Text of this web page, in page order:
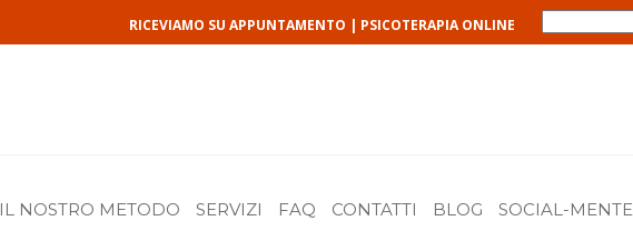
RICEVIAMO SU APPUNTAMENTO | PSICOTERAPIA ONLINE
IL NOSTRO METODO SERVIZI FAQ CONTATTI BLOG SOCIAL-MENTE